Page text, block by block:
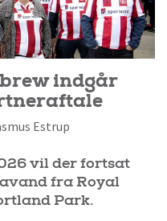
indgår
Estrup
vil der fortsat
fra Royal
Park.